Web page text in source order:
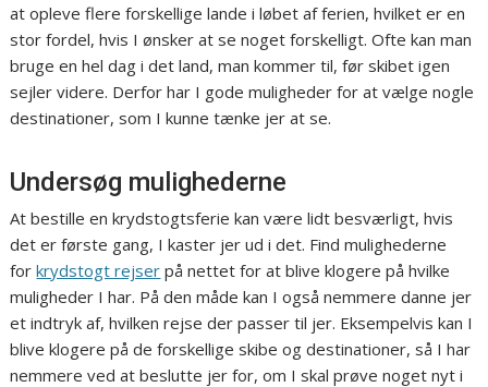
at opleve flere forskellige lande i løbet af ferien, hvilket er en
stor fordel, hvis I ønsker at se noget forskelligt. Ofte kan man
bruge en hel dag i det land, man kommer til, før skibet igen
sejler videre. Derfor har I gode muligheder for at vælge nogle
destinationer, som I kunne tænke jer at se.
Undersøg mulighederne
At bestille en krydstogtsferie kan være lidt besværligt, hvis
det er første gang, I kaster jer ud i det. Find mulighederne
forkrydstogt rejser på nettet for at blive klogere på hvilke
muligheder I har. På den måde kan I også nemmere danne jer
et indtryk af, hvilken rejse der passer til jer. Eksempelvis kan I
blive klogere på de forskellige skibe og destinationer, så I har
nemmere ved at beslutte jer for, om I skal prøve noget nyt i